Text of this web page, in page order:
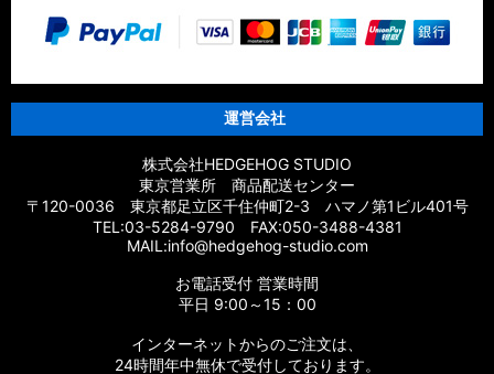
【シマノ】20エクスセンスBB［EXSENCE BB］対応 カスタム
パーツ
【シマノ】18エクスセンスCI4+［EXSENCE CI4+］対応 カス
タムパーツ
【シマノ】17エクスセンス［EXSENCE］対応 カスタムパーツ
【シマノ】16エクスセンスLB［EXSENCE LB］対応 カスタム
【シマノ】14エクスセンスBB［EXSENCE BB］対応 カスタム
運営会社
株式会社HEDGEHOG STUDIO
東京営業所 商品配送センター
〒120-0036 東京都足立区千住仲町2-3 ハマノ第1ビル401号
TEL:03-5284-9790 FAX:050-3488-4381
MAIL:info@hedgehog-studio.com
お電話受付 営業時間
平日 9:00～15：00
インターネットからのご注文は、
24時間年中無休で受付しております。